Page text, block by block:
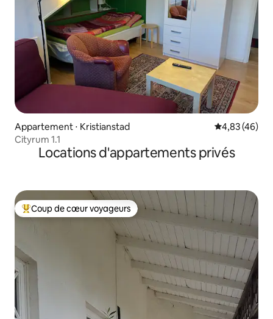
Appartement ⋅ Kristianstad Évaluation
4,83 (46)
Cityrum 1.1
Locations d'appartements privés
Coups de cœur voyageurs les plus appréciés
Coup de cœur voyageurs